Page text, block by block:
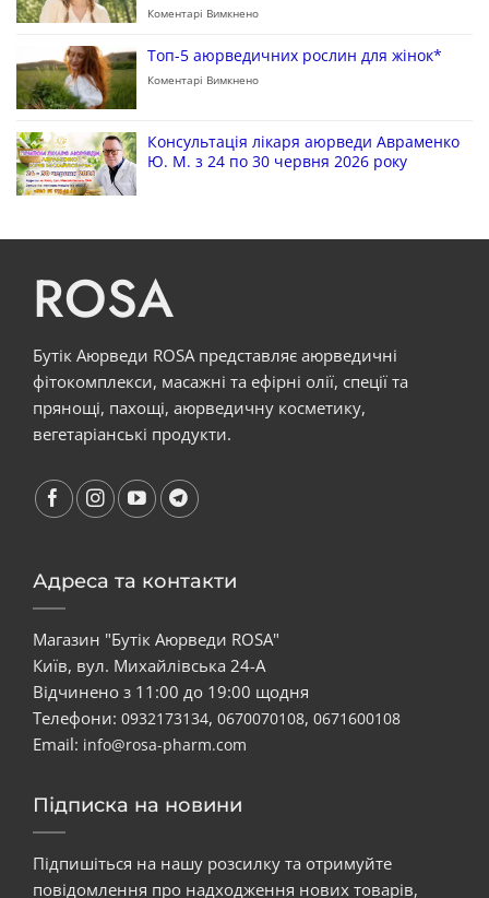
Коментарі Вимкнено
Топ-5 аюрведичних рослин для жінок*
Коментарі Вимкнено
Консультація лікаря аюрведи Авраменко
Ю. М. з 24 по 30 червня 2026 року
ROSA
Бутік Аюрведи ROSA представляє аюрведичні
фітокомплекси, масажні та ефірні олії, спеції та
прянощі, пахощі, аюрведичну косметику,
вегетаріанські продукти.
Адреса та контакти
Магазин "Бутік Аюрведи ROSA"
Київ, вул. Михайлівська 24-А
Відчинено з 11:00 до 19:00 щодня
Телефони: 0932173134, 0670070108, 0671600108
Email: info@rosa-pharm.com
Підписка на новини
Підпишіться на нашу розсилку та отримуйте
повідомлення про надходження нових товарів,